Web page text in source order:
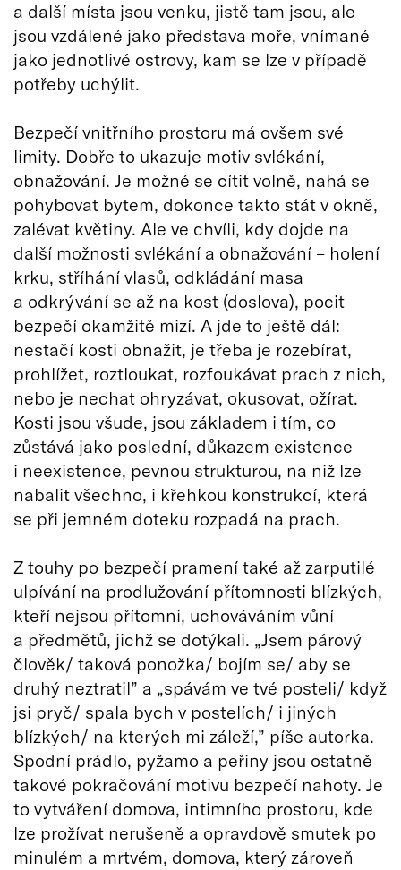
a další místa jsou venku, jistě tam jsou, ale
jsou vzdálené jako představa moře, vnímané
jako jednotlivé ostrovy, kam se lze v případě
potřeby uchýlit.
Bezpečí vnitřního prostoru má ovšem své
limity. Dobře to ukazuje motiv svlékání,
obnažování. Je možné se cítit volně, nahá se
pohybovat bytem, dokonce takto stát v okně,
zalévat květiny. Ale ve chvíli, kdy dojde na
další možnosti svlékání a obnažování – holení
krku, stříhání vlasů, odkládání masa
a odkrývání se až na kost (doslova), pocit
bezpečí okamžitě mizí. A jde to ještě dál:
nestačí kosti obnažit, je třeba je rozebírat,
prohlížet, roztloukat, rozfoukávat prach z nich,
nebo je nechat ohryzávat, okusovat, ožírat.
Kosti jsou všude, jsou základem i tím, co
zůstává jako poslední, důkazem existence
i neexistence, pevnou strukturou, na niž lze
nabalit všechno, i křehkou konstrukcí, která
se při jemném doteku rozpadá na prach.
Z touhy po bezpečí pramení také až zarputilé
ulpívání na prodlužování přítomnosti blízkých,
kteří nejsou přítomni, uchováváním vůní
a předmětů, jichž se dotýkali. „Jsem párový
člověk/ taková ponožka/ bojím se/ aby se
druhý neztratil” a „spávám ve tvé posteli/ když
jsi pryč/ spala bych v postelích/ i jiných
blízkých/ na kterých mi záleží,” píše autorka.
Spodní prádlo, pyžamo a peřiny jsou ostatně
takové pokračování motivu bezpečí nahoty. Je
to vytváření domova, intimního prostoru, kde
lze prožívat nerušeně a opravdově smutek po
minulém a mrtvém, domova, který zároveň